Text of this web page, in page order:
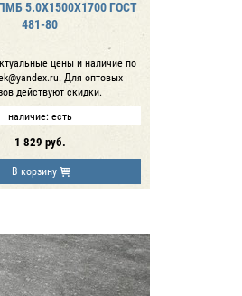
5.0Х1500Х1700 ГОСТ
481-80
цены и наличие по
Для оптовых
действуют скидки.
наличие: есть
1 829 руб.
В корзину